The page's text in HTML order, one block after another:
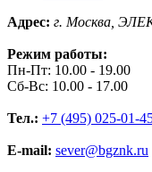
Адрес: г. Москва,
Режим работы:
Пн-Пт: 10.00 - 19.00
Сб-Вс: 10.00 - 17.00
Тел.: +7 (495) 025-01-
E-mail: sever@bgznk.ru